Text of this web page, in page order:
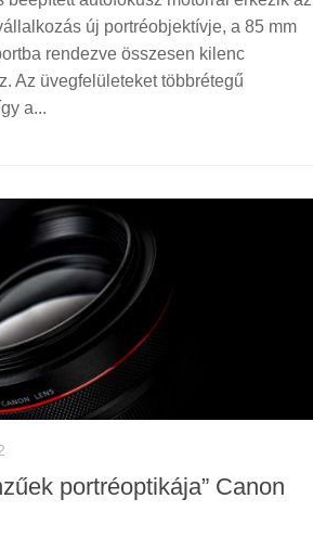
új portréobjektívje, a 85 mm
rendezve összesen kilenc
Az üvegfelületeket többrétegű
a...
portréoptikája” Canon